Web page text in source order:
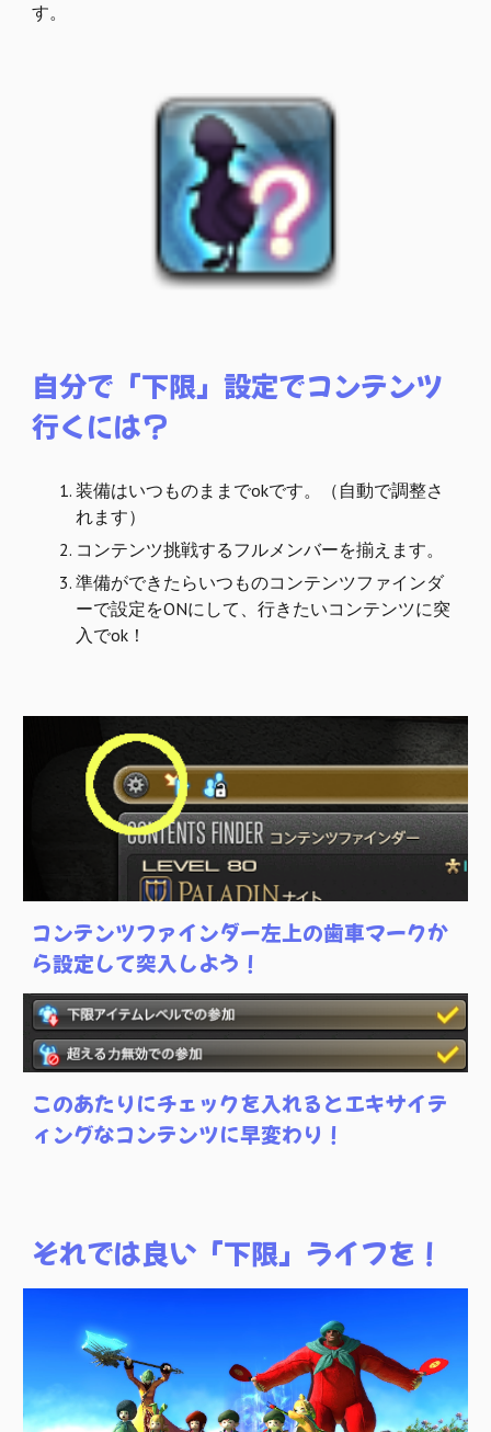
す。
自分で「下限」設定でコンテンツ
行くには？
装備はいつものままでokです。（自動で調整さ
れます）
コンテンツ挑戦するフルメンバーを揃えます。
準備ができたらいつものコンテンツファインダ
ーで設定をONにして、行きたいコンテンツに突
入でok！
コンテンツファインダー左上の歯車マークか
ら設定して突入しよう！
このあたりにチェックを入れるとエキサイテ
ィングなコンテンツに早変わり！
それでは良い「下限」ライフを！